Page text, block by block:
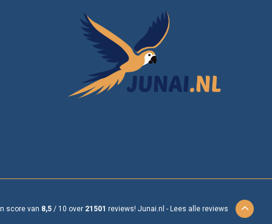
score van 8,5 / 10 over 21501 reviews! Junai.nl - Lees alle reviews